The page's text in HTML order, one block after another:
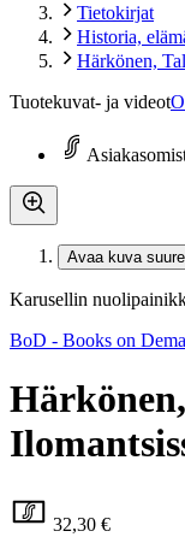
Tietokirjat
Historia,
Härkönen,
Tuotekuvat- ja videot
Avaa kuva
Karusellin
BoD - Books on
32,30 €